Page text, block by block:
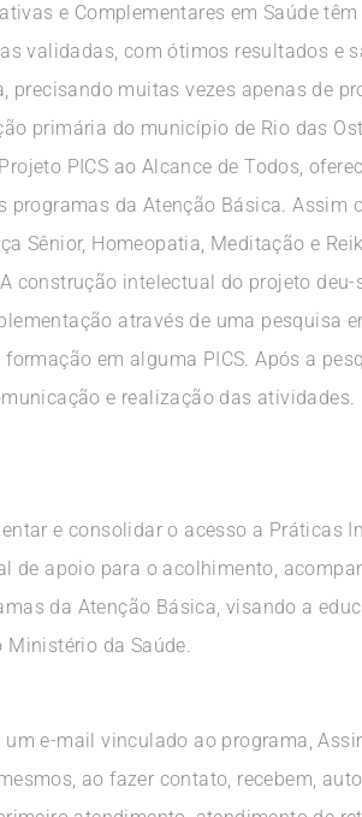
e Complementares em Saúde
validadas, com ótimos resultados e
precisando muitas vezes apenas de
primária do município de Rio das
PICS ao Alcance de Todos,
programas da Atenção Básica. Assim
Sênior, Homeopatia, Meditação e
construção intelectual do projeto
através de uma pesquisa
em alguma PICS. Após a
e realização das
e consolidar o acesso a Práticas
de apoio para o acolhimento,
da Atenção Básica, visando a
Ministério da Saúde.
e-mail vinculado ao programa,
ao fazer contato, recebem,